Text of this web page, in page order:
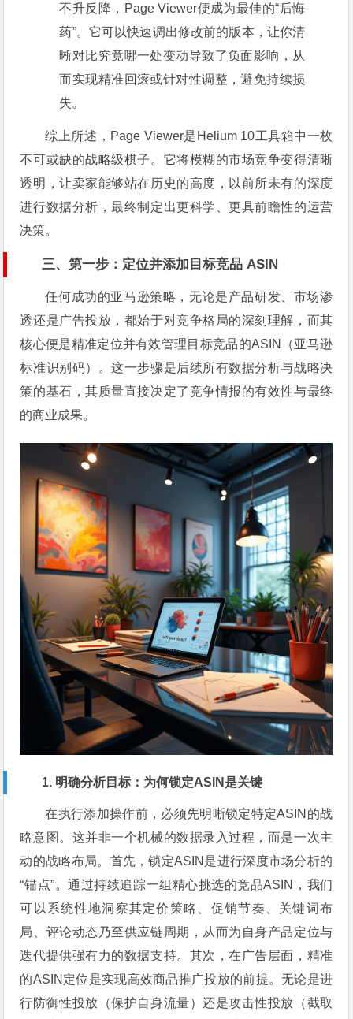
不升反降，Page Viewer便成为最佳的“后悔
药”。它可以快速调出修改前的版本，让你清
晰对比究竟哪一处变动导致了负面影响，从
而实现精准回滚或针对性调整，避免持续损
失。
综上所述，Page Viewer是Helium 10工具箱中一枚
不可或缺的战略级棋子。它将模糊的市场竞争变得清晰
透明，让卖家能够站在历史的高度，以前所未有的深度
进行数据分析，最终制定出更科学、更具前瞻性的运营
决策。
三、第一步：定位并添加目标竞品 ASIN
任何成功的亚马逊策略，无论是产品研发、市场渗
透还是广告投放，都始于对竞争格局的深刻理解，而其
核心便是精准定位并有效管理目标竞品的ASIN（亚马逊
标准识别码）。这一步骤是后续所有数据分析与战略决
策的基石，其质量直接决定了竞争情报的有效性与最终
的商业成果。
1. 明确分析目标：为何锁定ASIN是关键
在执行添加操作前，必须先明晰锁定特定ASIN的战
略意图。这并非一个机械的数据录入过程，而是一次主
动的战略布局。首先，锁定ASIN是进行深度市场分析的
“锚点”。通过持续追踪一组精心挑选的竞品ASIN，我们
可以系统性地洞察其定价策略、促销节奏、关键词布
局、评论动态乃至供应链周期，从而为自身产品定位与
迭代提供强有力的数据支持。其次，在广告层面，精准
的ASIN定位是实现高效商品推广投放的前提。无论是进
行防御性投放（保护自身流量）还是攻击性投放（截取